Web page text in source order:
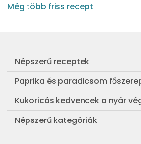
Még több friss recept
Népszerű receptek
Frankfurti leves
Egyszerű muffin
Aranygaluska
Paprika és paradicsom
Pan con Tomate
Paradicsom és paprika eltevése télre
Kukoricás kedvencek a nyár
Legfinomabb főtt kukorica
Népszerű kategóriák